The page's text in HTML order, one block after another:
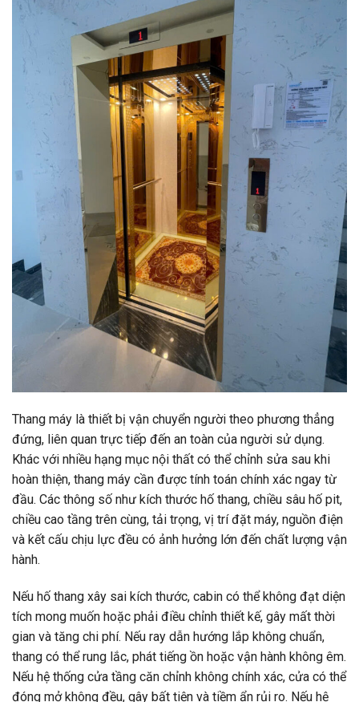
Thang máy là thiết bị vận chuyển người theo phương thẳng
đứng, liên quan trực tiếp đến an toàn của người sử dụng.
Khác với nhiều hạng mục nội thất có thể chỉnh sửa sau khi
hoàn thiện, thang máy cần được tính toán chính xác ngay từ
đầu. Các thông số như kích thước hố thang, chiều sâu hố pit,
chiều cao tầng trên cùng, tải trọng, vị trí đặt máy, nguồn điện
và kết cấu chịu lực đều có ảnh hưởng lớn đến chất lượng vận
hành.
Nếu hố thang xây sai kích thước, cabin có thể không đạt diện
tích mong muốn hoặc phải điều chỉnh thiết kế, gây mất thời
gian và tăng chi phí. Nếu ray dẫn hướng lắp không chuẩn,
thang có thể rung lắc, phát tiếng ồn hoặc vận hành không êm.
Nếu hệ thống cửa tầng căn chỉnh không chính xác, cửa có thể
đóng mở không đều, gây bất tiện và tiềm ẩn rủi ro. Nếu hệ